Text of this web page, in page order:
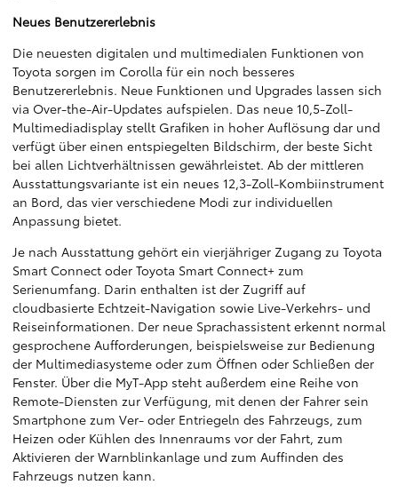
Neues Benutzererlebnis
Die neuesten digitalen und multimedialen Funktionen von
Toyota sorgen im Corolla für ein noch besseres
Benutzererlebnis. Neue Funktionen und Upgrades lassen sich
via Over-the-Air-Updates aufspielen. Das neue 10,5-Zoll-
Multimediadisplay stellt Grafiken in hoher Auflösung dar und
verfügt über einen entspiegelten Bildschirm, der beste Sicht
bei allen Lichtverhältnissen gewährleistet. Ab der mittleren
Ausstattungsvariante ist ein neues 12,3-Zoll-Kombiinstrument
an Bord, das vier verschiedene Modi zur individuellen
Anpassung bietet.
Je nach Ausstattung gehört ein vierjähriger Zugang zu Toyota
Smart Connect oder Toyota Smart Connect+ zum
Serienumfang. Darin enthalten ist der Zugriff auf
cloudbasierte Echtzeit-Navigation sowie Live-Verkehrs- und
Reiseinformationen. Der neue Sprachassistent erkennt normal
gesprochene Aufforderungen, beispielsweise zur Bedienung
der Multimediasysteme oder zum Öffnen oder Schließen der
Fenster. Über die MyT-App steht außerdem eine Reihe von
Remote-Diensten zur Verfügung, mit denen der Fahrer sein
Smartphone zum Ver- oder Entriegeln des Fahrzeugs, zum
Heizen oder Kühlen des Innenraums vor der Fahrt, zum
Aktivieren der Warnblinkanlage und zum Auffinden des
Fahrzeugs nutzen kann.